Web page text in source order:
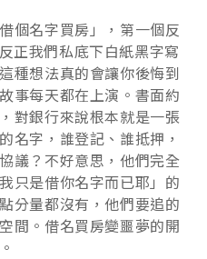
個名字買房」，第一個反
我們私底下白紙黑字寫
種想法真的會讓你後悔到
事每天都在上演。書面約
對銀行來說根本就是一張
名字，誰登記、誰抵押，
議？不好意思，他們完全
只是借你名字而已耶」的
分量都沒有，他們要追的
間。借名買房變噩夢的開